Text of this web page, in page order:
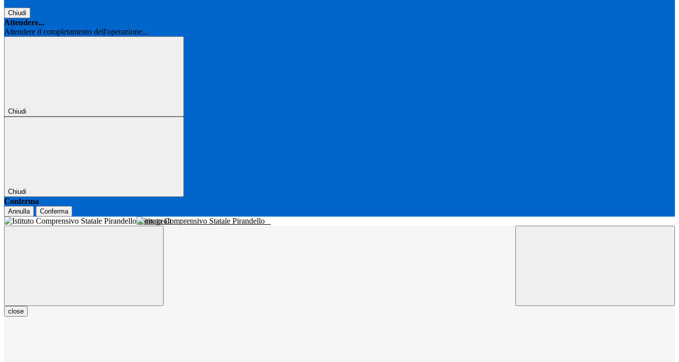
Chiudi
Attendere...
Attendere il completamento dell'operazione...
Chiudi
Chiudi
Conferma
Annulla Conferma
Istituto Comprensivo Statale Pirandello
close